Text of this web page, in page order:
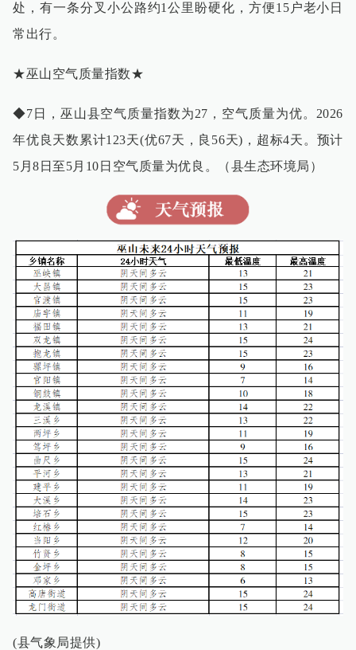
处，有一条分叉小公路约1公里盼硬化，方便15户老小日
常出行。
★巫山空气质量指数★
◆7日，巫山县空气质量指数为27，空气质量为优。2026
年优良天数累计123天(优67天，良56天)，超标4天。预计
5月8日至5月10日空气质量为优良。（县生态环境局）
(县气象局提供)